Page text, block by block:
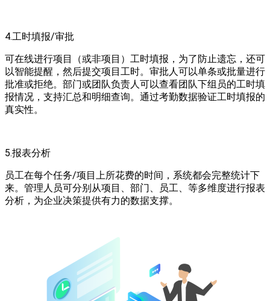
4.工时填报/审批
可在线进行项目（或非项目）工时填报，为了防止遗忘，还可
以智能提醒，然后提交项目工时。审批人可以单条或批量进行
批准或拒绝。部门或团队负责人可以查看团队下组员的工时填
报情况，支持汇总和明细查询。通过考勤数据验证工时填报的
真实性。
5.报表分析
员工在每个任务/项目上所花费的时间，系统都会完整统计下
来。管理人员可分别从项目、部门、员工、等多维度进行报表
分析，为企业决策提供有力的数据支撑。